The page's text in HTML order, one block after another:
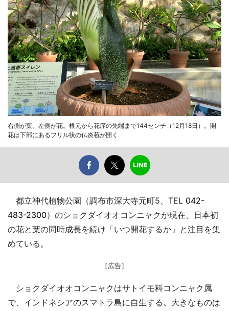
右側が葉、左側が花。根元から花序の先端まで144センチ（12月18日）。開
花は下部にあるフリル状の仏炎苞が開く
都立神代植物公園（調布市深大寺元町5、TEL 042-
483-2300）のショクダイオオコンニャクが現在、日本初
の花と葉の同時成長を続け「いつ開花するか」と注目を集
めている。
［広告］
ショクダイオオコンニャクはサトイモ科コンニャク属
で、インドネシアのスマトラ島に自生する。大きなものは